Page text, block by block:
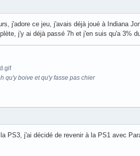
j'adore ce jeu, j'avais déjà joué à Indiana
j'y ai déjà passé 7h et j'en suis qu'a 3%
qu'y boive et qu'y fasse pas chier
PS3, j'ai décidé de revenir à la PS1 avec